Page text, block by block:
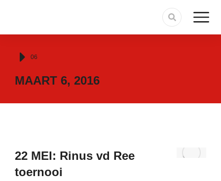
Je bent hier:
06
MAART 6, 2016
22 MEI: Rinus vd Ree
toernooi